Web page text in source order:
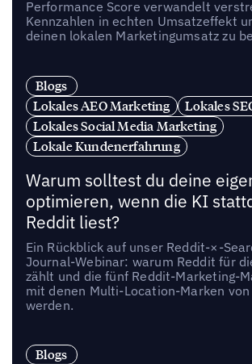
Performance Score verwandelt
Kennzahlen in echten Umsatzeffekt
deinen lokalen Marketingumsatz zu
Blogs
Lokales AEO Marketing
Lokales
Lokales Social Media Marketing
Lokale Kundenerfahrung
Warum solltest du deine
optimieren, wenn die KI
Reddit liest?
Ein Rückblick auf unser Reddit-×-
Journal-Webinar: warum Reddit für
zählt und die fünf Reddit-Marketing-
mit denen Multi-Location-Marken
werden.
Blogs